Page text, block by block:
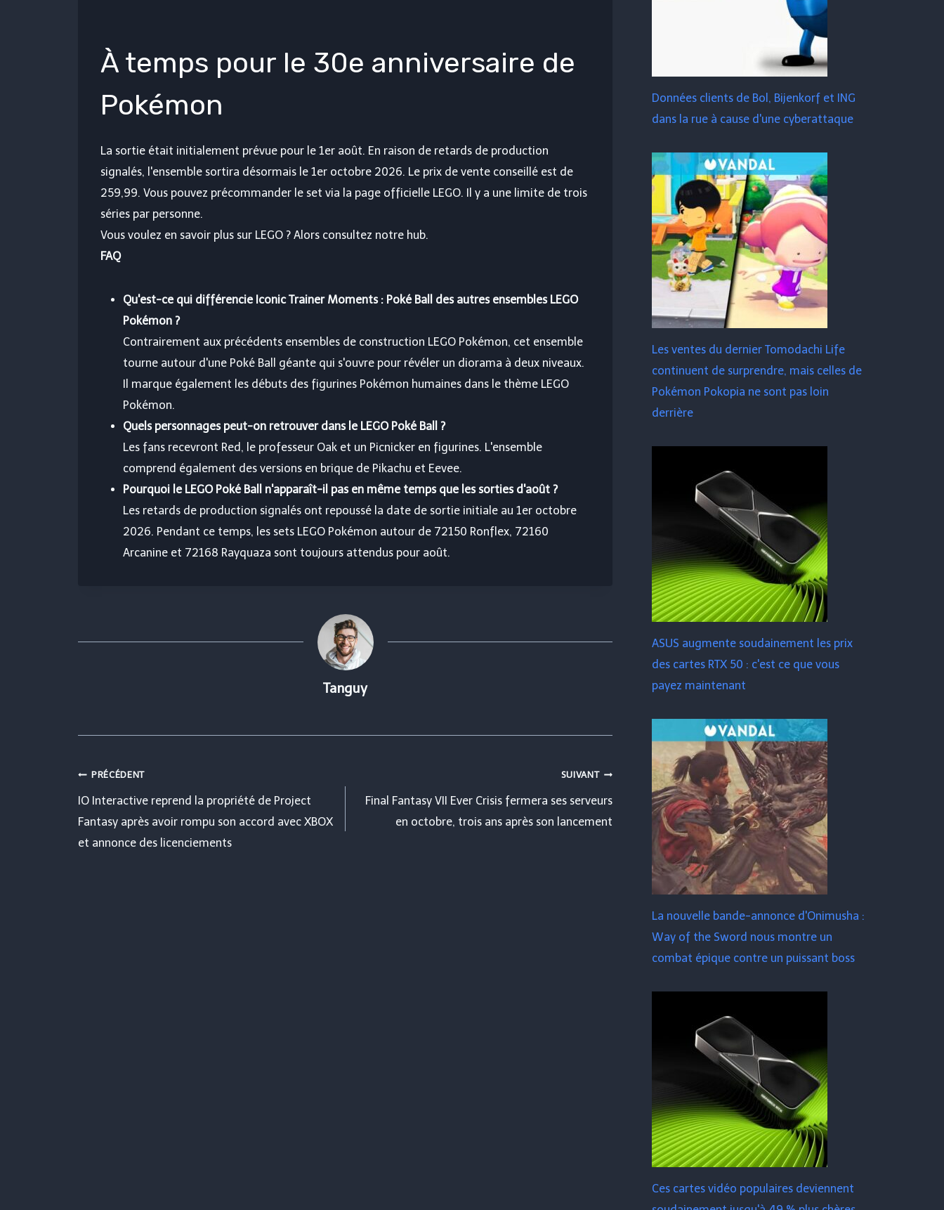
À temps pour le 30e anniversaire de
Pokémon
La sortie était initialement prévue pour le 1er août. En raison de retards de production
signalés, l'ensemble sortira désormais le 1er octobre 2026. Le prix de vente conseillé est de
259,99. Vous pouvez précommander le set via la page officielle LEGO. Il y a une limite de trois
séries par personne.
Vous voulez en savoir plus sur LEGO ? Alors consultez notre hub.
FAQ
Qu'est-ce qui différencie Iconic Trainer Moments : Poké Ball des autres ensembles LEGO
Pokémon ?
Contrairement aux précédents ensembles de construction LEGO Pokémon, cet ensemble
tourne autour d'une Poké Ball géante qui s'ouvre pour révéler un diorama à deux niveaux.
Il marque également les débuts des figurines Pokémon humaines dans le thème LEGO
Pokémon.
Quels personnages peut-on retrouver dans le LEGO Poké Ball ?
Les fans recevront Red, le professeur Oak et un Picnicker en figurines. L'ensemble
comprend également des versions en brique de Pikachu et Eevee.
Pourquoi le LEGO Poké Ball n'apparaît-il pas en même temps que les sorties d'août ?
Les retards de production signalés ont repoussé la date de sortie initiale au 1er octobre
2026. Pendant ce temps, les sets LEGO Pokémon autour de 72150 Ronflex, 72160
Arcanine et 72168 Rayquaza sont toujours attendus pour août.
Tanguy
Navigation
de
PRÉCÉDENT
IO Interactive reprend la propriété de Project
Fantasy après avoir rompu son accord avec XBOX
et annonce des licenciements
SUIVANT
Final Fantasy VII Ever Crisis fermera ses serveurs
en octobre, trois ans après son lancement
Données clients de Bol, Bijenkorf et ING
dans la rue à cause d'une cyberattaque
Les ventes du dernier Tomodachi Life
continuent de surprendre, mais celles de
Pokémon Pokopia ne sont pas loin
derrière
ASUS augmente soudainement les prix
des cartes RTX 50 : c'est ce que vous
payez maintenant
La nouvelle bande-annonce d'Onimusha :
Way of the Sword nous montre un
combat épique contre un puissant boss
Ces cartes vidéo populaires deviennent